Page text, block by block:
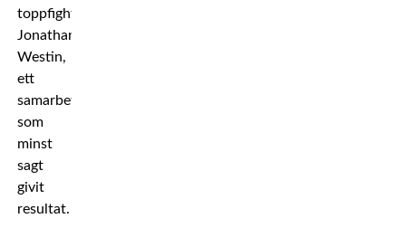
toppfightern
Jonathan
Westin,
ett
samarbete
som
minst
sagt
givit
resultat.